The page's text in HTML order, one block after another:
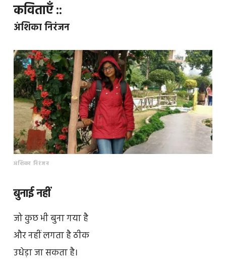
कविताएँ ::
अंशिका निरंजन
अंशिका निरंजन
बुनाई नहीं
जो कुछ भी बुना गया है
और नहीं लगता है ठीक
उधेड़ा जा सकता है।